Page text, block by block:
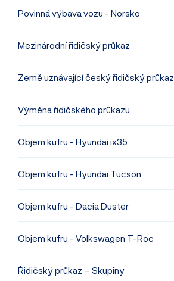
Povinná výbava vozu - Norsko
Mezinárodní řidičský průkaz
Země uznávající český řidičský průkaz
Výměna řidičského průkazu
Objem kufru - Hyundai ix35
Objem kufru - Hyundai Tucson
Objem kufru - Dacia Duster
Objem kufru - Volkswagen T-Roc
Řidičský průkaz – Skupiny